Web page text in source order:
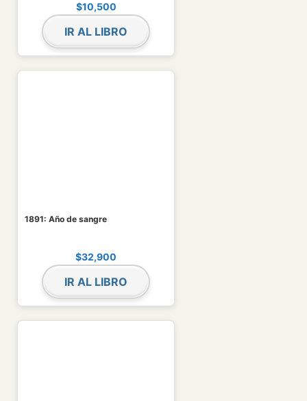
$10,500
IR AL LIBRO
1891: Año de sangre
$32,900
IR AL LIBRO